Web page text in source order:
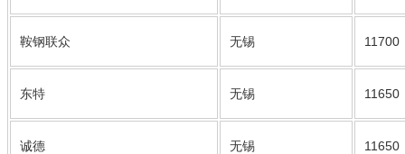
鞍钢联众 无锡 11700
东特 无锡 11650
诚德 无锡 11650